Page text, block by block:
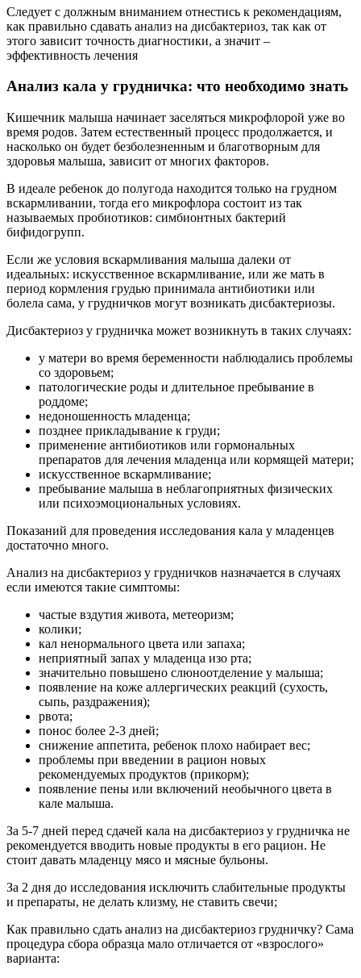
Следует с должным вниманием отнестись к рекомендациям,
как правильно сдавать анализ на дисбактериоз, так как от
этого зависит точность диагностики, а значит –
эффективность лечения
Анализ кала у грудничка: что необходимо знать
Кишечник малыша начинает заселяться микрофлорой уже во
время родов. Затем естественный процесс продолжается, и
насколько он будет безболезненным и благотворным для
здоровья малыша, зависит от многих факторов.
В идеале ребенок до полугода находится только на грудном
вскармливании, тогда его микрофлора состоит из так
называемых пробиотиков: симбионтных бактерий
бифидогрупп.
Если же условия вскармливания малыша далеки от
идеальных: искусственное вскармливание, или же мать в
период кормления грудью принимала антибиотики или
болела сама, у грудничков могут возникать дисбактериозы.
Дисбактериоз у грудничка может возникнуть в таких случаях:
у матери во время беременности наблюдались проблемы
со здоровьем;
патологические роды и длительное пребывание в
роддоме;
недоношенность младенца;
позднее прикладывание к груди;
применение антибиотиков или гормональных
препаратов для лечения младенца или кормящей матери;
искусственное вскармливание;
пребывание малыша в неблагоприятных физических
или психоэмоциональных условиях.
Показаний для проведения исследования кала у младенцев
достаточно много.
Анализ на дисбактериоз у грудничков назначается в случаях
если имеются такие симптомы:
частые вздутия живота, метеоризм;
колики;
кал ненормального цвета или запаха;
неприятный запах у младенца изо рта;
значительно повышено слюноотделение у малыша;
появление на коже аллергических реакций (сухость,
сыпь, раздражения);
рвота;
понос более 2-3 дней;
снижение аппетита, ребенок плохо набирает вес;
проблемы при введении в рацион новых
рекомендуемых продуктов (прикорм);
появление пены или включений необычного цвета в
кале малыша.
За 5-7 дней перед сдачей кала на дисбактериоз у грудничка не
рекомендуется вводить новые продукты в его рацион. Не
стоит давать младенцу мясо и мясные бульоны.
За 2 дня до исследования исключить слабительные продукты
и препараты, не делать клизму, не ставить свечи;
Как правильно сдать анализ на дисбактериоз грудничку? Сама
процедура сбора образца мало отличается от «взрослого»
варианта: